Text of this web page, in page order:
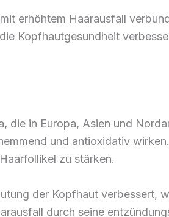
erhöhtem Haarausfall
Kopfhautgesundheit
die in Europa, Asien und
und antioxidativ
zu stärken.
der Kopfhaut verbessert,
durch seine